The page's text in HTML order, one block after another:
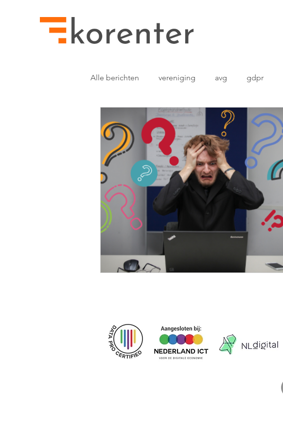
Alle berichten vereniging avg gdpr
betaalbare software ledenadministratie excel